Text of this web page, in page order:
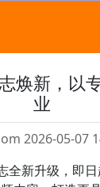
焕新，以
业
2026-05-07
全新升级，即